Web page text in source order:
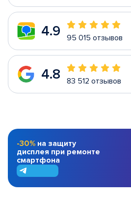
4.9 95 015 отзывов
4.8 83 512 отзывов
-30% на защиту
дисплея при ремонте
смартфона